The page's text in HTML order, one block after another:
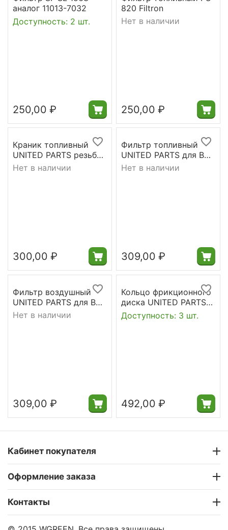
аналог 11013-7032
Доступность: 2 шт.
250,00 ₽
820 Filtron
Нет в наличии
250,00 ₽
Краник топливный
UNITED PARTS резьба
наружняя / выход
Нет в наличии
300,00 ₽
Фильтр топливный
UNITED PARTS для B&S
OREGON 07-100
Нет в наличии
309,00 ₽
Фильтр воздушный
UNITED PARTS для B&S
500E (799579) -->TJ-
Нет в наличии
309,00 ₽
Кольцо фрикционного
диска UNITED PARTS
резина аналог
HUSQVARNA 5321798-
Доступность: 3 шт.
492,00 ₽
Кабинет покупателя
Оформление заказа
Контакты